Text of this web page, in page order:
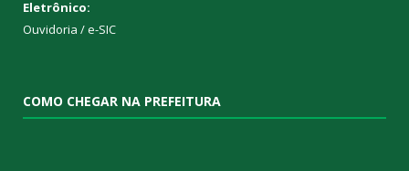
Eletrônico:
Ouvidoria /e-SIC
COMO CHEGAR NA PREFEITURA